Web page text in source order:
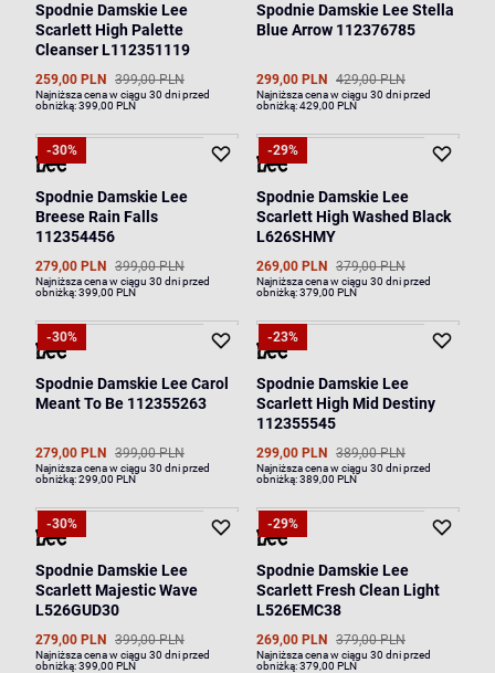
Spodnie Damskie Lee
Scarlett High Palette
Cleanser L112351119
259,00 PLN 399,00 PLN
Najniższa cena w ciągu 30 dni przed
obniżką:399,00 PLN
Spodnie Damskie Lee Stella
Blue Arrow 112376785
299,00 PLN 429,00 PLN
Najniższa cena w ciągu 30 dni przed
obniżką:429,00 PLN
-30%
Spodnie Damskie Lee
Breese Rain Falls
112354456
279,00 PLN 399,00 PLN
Najniższa cena w ciągu 30 dni przed
obniżką:399,00 PLN
-29%
Spodnie Damskie Lee
Scarlett High Washed Black
L626SHMY
269,00 PLN 379,00 PLN
Najniższa cena w ciągu 30 dni przed
obniżką:379,00 PLN
-30%
Spodnie Damskie Lee Carol
Meant To Be 112355263
279,00 PLN 399,00 PLN
Najniższa cena w ciągu 30 dni przed
obniżką:299,00 PLN
-23%
Spodnie Damskie Lee
Scarlett High Mid Destiny
112355545
299,00 PLN 389,00 PLN
Najniższa cena w ciągu 30 dni przed
obniżką:389,00 PLN
-30%
Spodnie Damskie Lee
Scarlett Majestic Wave
L526GUD30
279,00 PLN 399,00 PLN
Najniższa cena w ciągu 30 dni przed
obniżką:399,00 PLN
-29%
Spodnie Damskie Lee
Scarlett Fresh Clean Light
L526EMC38
269,00 PLN 379,00 PLN
Najniższa cena w ciągu 30 dni przed
obniżką:379,00 PLN